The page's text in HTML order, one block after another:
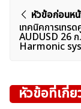
ค้นหา
สำหรับ:
แนะแนว
เรื่อง
หัวข้อก่อนห
เทคนิคการเทรด
AUDUSD 26
Harmonic
หัวข้อที่เกี่